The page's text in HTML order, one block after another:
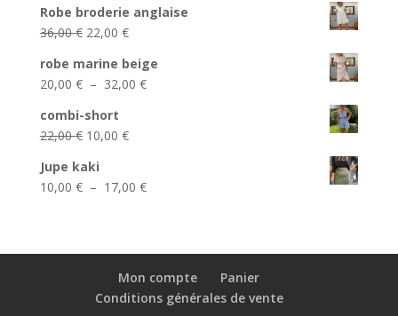
39,00 €.25,00 €.
initial
était :
22,00 €.
actuel
est :
12,00 €.
Robe broderie anglaise
36,00€ Le
initial
était :
36,00 €.
22,00 €Le
actuel
est :
robe marine beige
20,00 € – 32,00 €Plage
32,00 €
combi-short
22,00€ Le
initial
était :
10,00 €Le
est :
Jupe kaki
10,00 € – 17,00 €Plage
17,00 €
Mon compte
Panier
Conditions générales de vente